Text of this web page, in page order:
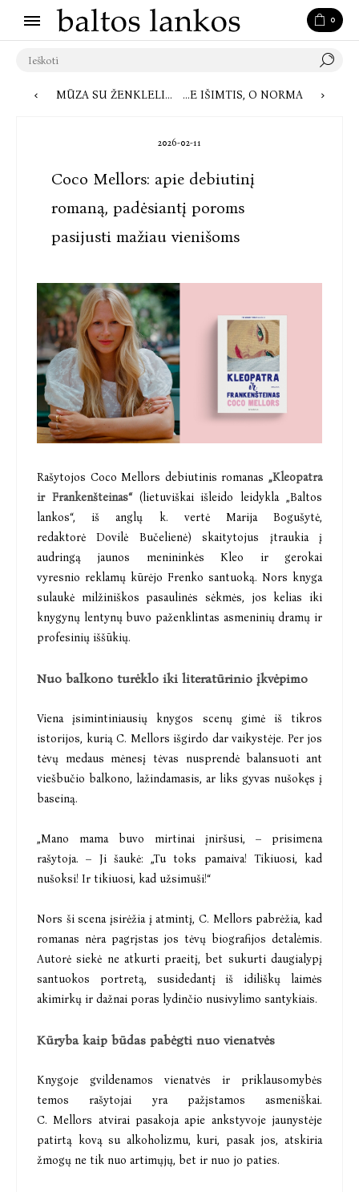
0
MŪZA SU ŽENKLELIU: KODĖL NAUJAUSIA COLLEEN HOOVER KNYGA PRIVERS JUS ABEJOTI REALYBE Į KNYGŲ MUGĘ ATVYKSTA PASAULINIO LYGIO PSICHOLOGINĖS TRAUMOS TYRĖJAS, PROFESORIUS GEORGE’AS A. BONANNO: „ATSPARUMAS – NE IŠIMTIS, O NORMA“
2026-02-11
Coco Mellors: apie debiutinį
romaną, padėsiantį poroms
pasijusti mažiau vienišoms
Rašytojos Coco Mellors debiutinis romanas „Kleopatra
ir Frankenšteinas“(lietuviškai išleido leidykla „Baltos
lankos“, iš anglų k. vertė Marija Bogušytė,
redaktorė Dovilė Bučelienė) skaitytojus įtraukia į
audringą jaunos menininkės Kleo ir gerokai
vyresnio reklamų kūrėjo Frenko santuoką. Nors knyga
sulaukė milžiniškos pasaulinės sėkmės, jos kelias iki
knygynų lentynų buvo paženklintas asmeninių dramų ir
profesinių iššūkių.
Nuo balkono turėklo iki literatūrinio įkvėpimo
Viena įsimintiniausių knygos scenų gimė iš tikros
istorijos, kurią C. Mellors išgirdo dar vaikystėje. Per jos
tėvų medaus mėnesį tėvas nusprendė balansuoti ant
viešbučio balkono, lažindamasis, ar liks gyvas nušokęs į
baseiną.
„Mano mama buvo mirtinai įniršusi, – prisimena
rašytoja. – Ji šaukė: „Tu toks pamaiva! Tikiuosi, kad
nušoksi! Ir tikiuosi, kad užsimuši!“
Nors ši scena įsirėžia į atmintį, C. Mellors pabrėžia, kad
romanas nėra pagrįstas jos tėvų biografijos detalėmis.
Autorė siekė ne atkurti praeitį, bet sukurti daugialypį
santuokos portretą, susidedantį iš idiliškų laimės
akimirkų ir dažnai poras lydinčio nusivylimo santykiais.
Kūryba kaip būdas pabėgti nuo vienatvės
Knygoje gvildenamos vienatvės ir priklausomybės
temos rašytojai yra pažįstamos asmeniškai.
C. Mellors atvirai pasakoja apie ankstyvoje jaunystėje
patirtą kovą su alkoholizmu, kuri, pasak jos, atskiria
žmogų ne tik nuo artimųjų, bet ir nuo jo paties.